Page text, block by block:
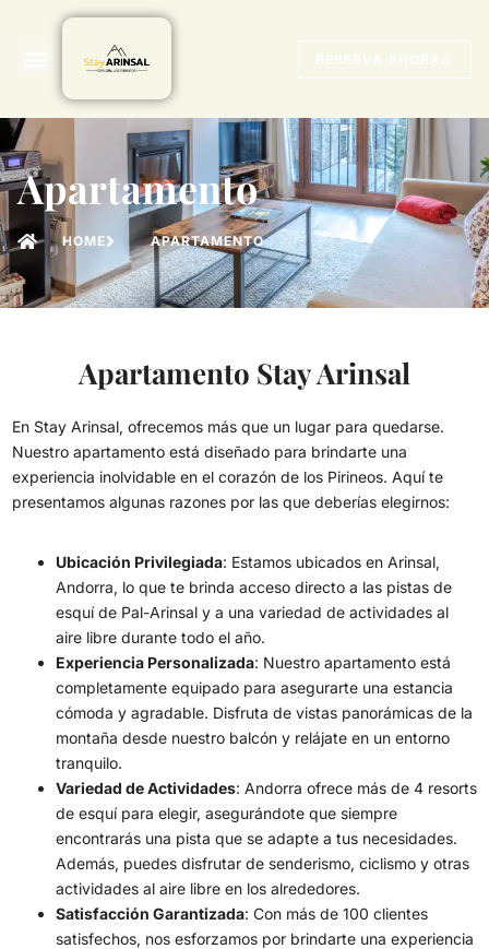
Apartamento
HOME APARTAMENTO
Apartamento Stay Arinsal
En Stay Arinsal, ofrecemos más que un lugar para quedarse.
Nuestro apartamento está diseñado para brindarte una
experiencia inolvidable en el corazón de los Pirineos. Aquí te
presentamos algunas razones por las que deberías elegirnos:
Ubicación Privilegiada: Estamos ubicados en Arinsal,
Andorra, lo que te brinda acceso directo a las pistas de
esquí de Pal-Arinsal y a una variedad de actividades al
aire libre durante todo el año.
Experiencia Personalizada: Nuestro apartamento está
completamente equipado para asegurarte una estancia
cómoda y agradable. Disfruta de vistas panorámicas de la
montaña desde nuestro balcón y relájate en un entorno
tranquilo.
Variedad de Actividades: Andorra ofrece más de 4 resorts
de esquí para elegir, asegurándote que siempre
encontrarás una pista que se adapte a tus necesidades.
Además, puedes disfrutar de senderismo, ciclismo y otras
actividades al aire libre en los alrededores.
Satisfacción Garantizada: Con más de 100 clientes
satisfechos, nos esforzamos por brindarte una experiencia